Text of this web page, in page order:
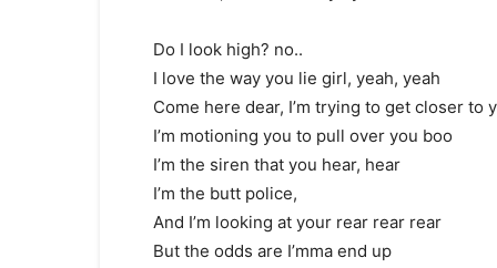
Do I look high? no..
I love the way you lie girl, yeah, yeah
Come here dear, I’m trying to get closer to
I’m motioning you to pull over you boo
I’m the siren that you hear, hear
I’m the butt police,
And I’m looking at your rear rear rear
But the odds are I’mma end up